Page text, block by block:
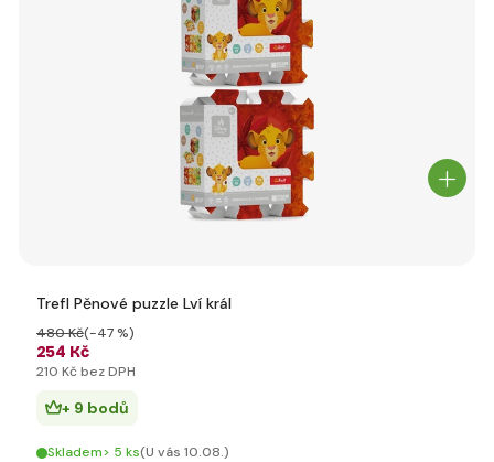
Trefl Pěnové puzzle Lví král
254 Kč
480 Kč(-47 %)
210 Kč bez DPH
+ 9 bodů
Skladem> 5 ks(U vás 10.08.)